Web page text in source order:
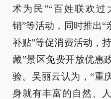
术为民”“百姓联欢过
销”等活动，同时推出
补贴”等促消费活动，
藏”景区免费开放优惠
验。吴丽云认为，“重
身就有丰富的自然、